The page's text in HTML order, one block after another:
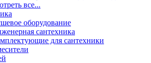
все...
оборудование
сантехника
для сантехники